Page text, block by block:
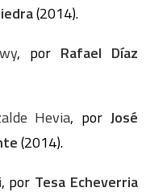
(2014).
, por Rafael Díaz
Hevia, porJosé
(2014).
, por Tesa Echeverria